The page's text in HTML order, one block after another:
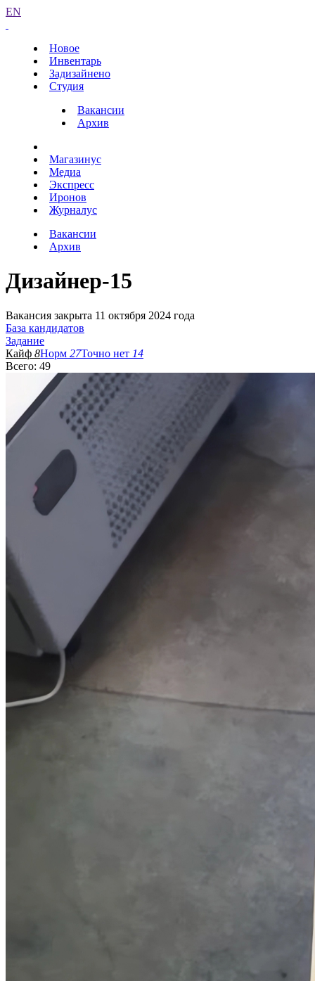
EN
Новое
Инвентарь
Задизайнено
Студия
Вакансии
Архив
Магазинус
Медиа
Экспресс
Иронов
Журналус
Вакансии
Архив
Дизайнер-15
Вакансия закрыта 11 октября 2024 года
База кандидатов
Задание
Кайф 8Норм 27Точно нет 14
Всего: 49